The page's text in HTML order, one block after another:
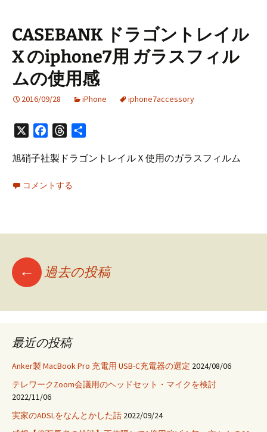
CASEBANK ドラゴントレイル
X のiphone7用 ガラスフィル
ムの使用感
2016/09/28 iPhone iphone7accessory
FacebookThreads
旭硝子社製ドラゴントレイルＸ使用のガラスフィルム
コメントする
投
稿
ナ
ビ
ゲ
← 過去の投稿
最近の投稿
Anker製 MacBook Pro 充電用 USB-C充電器の選定 2024/08/06
テレワークZoom会議用のヘッドセット・マイクを検討
2022/11/06
実家のADSLをなんとかした話 2022/09/24